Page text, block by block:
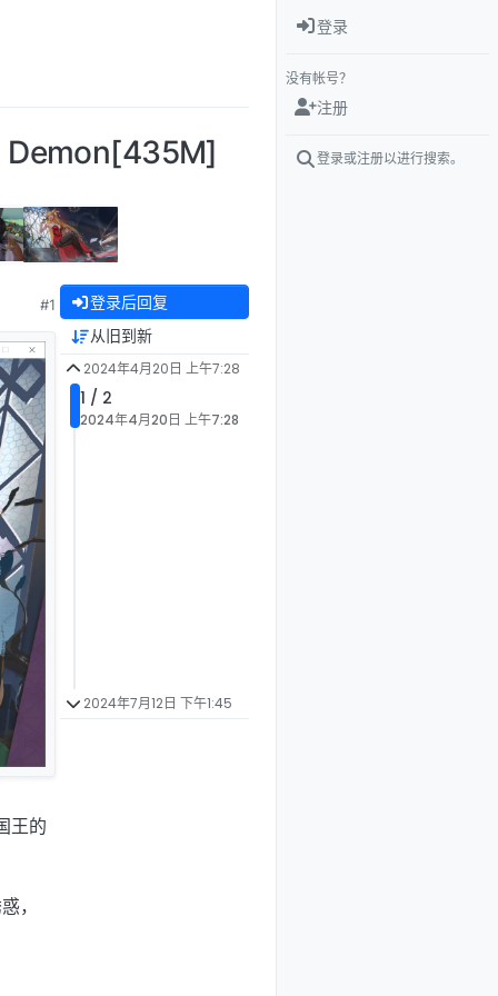
Demon[435M]
#1
王的
，
登录后回复
从旧到新
2024年4月20日 上午7:28
1 / 2
2024年4月20日 上午7:28
2024年7月12日 下午1:45
登录
没有帐号？
注册
登录或注册以进行搜索。